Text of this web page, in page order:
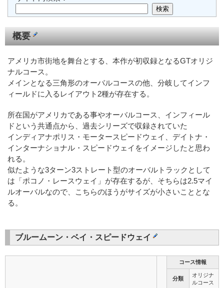
概要
アメリカ市街地を舞台とする、本作が初収録となるGTオリジ
ナルコース。
メインとなる三角形のオーバルコースの他、分岐してインフ
ィールドに入るレイアウト2種が存在する。
所在国がアメリカである事やオーバルコース、インフィール
ドという共通点から、過去シリーズで収録されていた
インディアナポリス・モータースピードウェイ、デイトナ・
インターナショナル・スピードウェイをイメージしたと思わ
れる。
似たような3ターン3ストレート型のオーバルトラックとして
は「ポコノ・レースウェイ」が存在するが、そちらは2.5マイ
ルオーバルなので、こちらのほうがサイズが小さいこととな
る。
ブルームーン・ベイ・スピードウェイ
コース情報
分類
オリジナ
ルコース